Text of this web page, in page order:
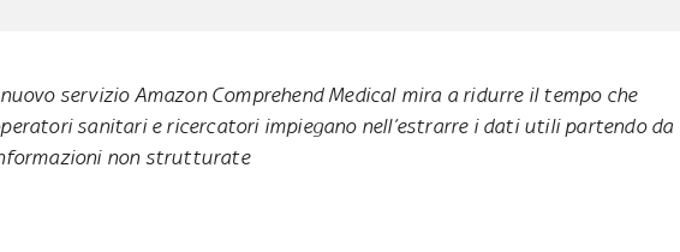
servizio Amazon Comprehend Medical mira a ridurre il tempo che
sanitari e ricercatori impiegano nell’estrarre i dati utili partendo da
non strutturate